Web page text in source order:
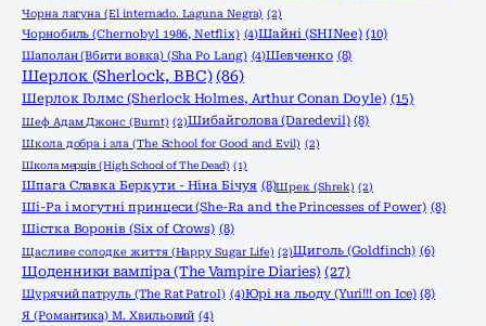
Чорна лагуна (El internado. Laguna Negra) (2)
Чорнобиль (Chernobyl 1986, Netflix) (4)Шайні (SHINee) (10)
Шаполан (Вбити вовка) (Sha Po Lang) (4)Шевченко (8)
Шерлок (Sherlock, ВВС) (86)
Шерлок Голмс (Sherlock Holmes, Arthur Conan Doyle) (15)
Шеф Адам Джонс (Burnt) (2)Шибайголова (Daredevil) (8)
Школа добра і зла (The School for Good and Evil) (2)
Школа мерців (High School of The Dead) (1)
Шпага Славка Беркути - Ніна Бічуя (8)Шрек (Shrek) (2)
Ші-Ра і могутні принцеси (She-Ra and the Princesses of Power) (8)
Шістка Воронів (Six of Crows) (8)
Щасливе солодке життя (Happy Sugar Life) (2)Щиголь (Goldfinch) (6)
Щоденники вампіра (The Vampire Diaries) (27)
Щурячий патруль (The Rat Patrol) (4)Юрі на льоду (Yuri!!! on Ice) (8)
Я (Романтика) М. Хвильовий (4)